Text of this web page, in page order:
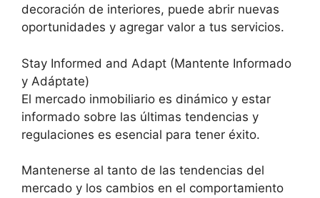
decoración de interiores, puede abrir nuevas
oportunidades y agregar valor a tus servicios.
Stay Informed and Adapt (Mantente Informado
y Adáptate)
El mercado inmobiliario es dinámico y estar
informado sobre las últimas tendencias y
regulaciones es esencial para tener éxito.
Mantenerse al tanto de las tendencias del
mercado y los cambios en el comportamiento